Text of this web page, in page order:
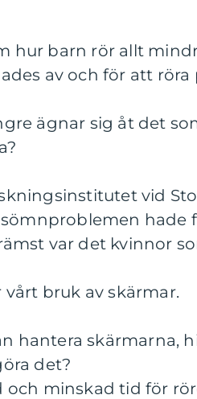
hur barn rör allt
av och för att röra
ägnar sig åt det
vid
hade
var det kvinnor
bruk av skärmar.
hantera skärmarna,
det?
och minskad tid för